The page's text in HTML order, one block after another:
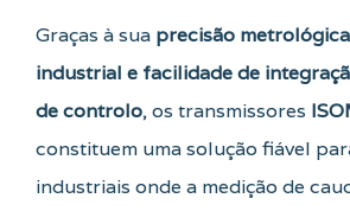
Graças à sua precisão
industrial e facilidade de
de controlo, os transmissores
constituem uma solução fiável
industriais onde a medição de